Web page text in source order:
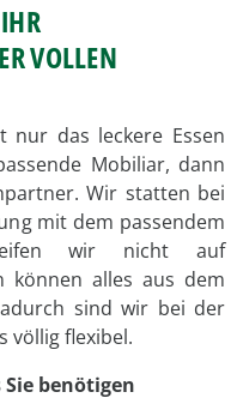
VOLLEN
nur das leckere Essen
Mobiliar, dann
Wir statten bei
mit dem passendem
wir nicht auf
können alles aus dem
sind wir bei der
völlig flexibel.
benötigen